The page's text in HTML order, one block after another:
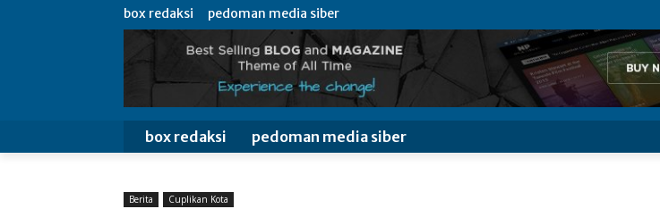
box redaksi pedoman media siber
box redaksi pedoman media siber
Berita Cuplikan Kota